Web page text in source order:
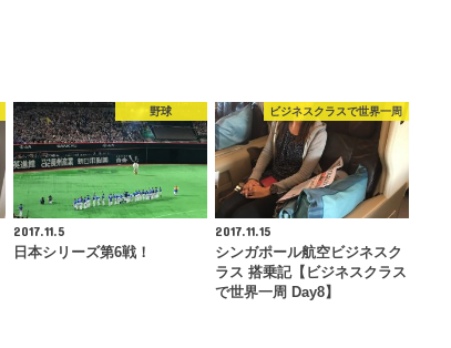
野球
2017.11.5
日本シリーズ第6戦！
ビジネスクラスで世界一周
2017.11.15
シンガポール航空ビジネスク
ラス 搭乗記【ビジネスクラス
で世界一周 Day8】